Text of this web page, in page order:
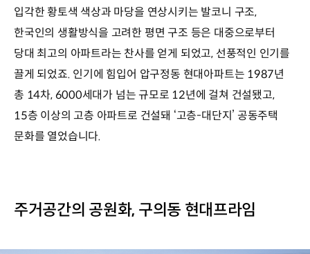
입각한 황토색 색상과 마당을 연상시키는 발코니 구조,
한국인의 생활방식을 고려한 평면 구조 등은 대중으로부터
당대 최고의 아파트라는 찬사를 얻게 되었고, 선풍적인 인기를
끌게 되었죠. 인기에 힘입어 압구정동 현대아파트는 1987년
총 14차, 6000세대가 넘는 규모로 12년에 걸쳐 건설됐고,
15층 이상의 고층 아파트로 건설돼 ‘고층-대단지’ 공동주택
문화를 열었습니다.
주거공간의 공원화, 구의동 현대프라임